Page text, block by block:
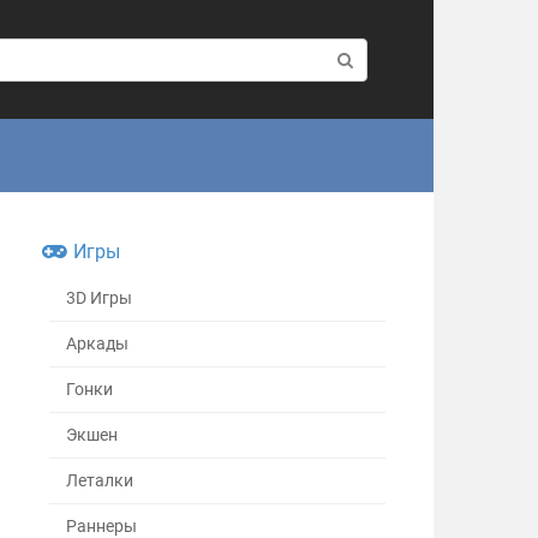
Игры
3D Игры
Аркады
Гонки
Экшен
Леталки
Раннеры